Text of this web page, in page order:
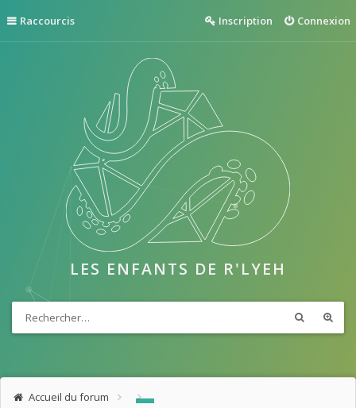
Raccourcis Connexion
Inscription
LES ENFANTS DE R'LYEH
Accueil du forum